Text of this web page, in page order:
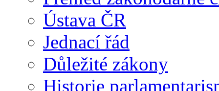
Ústava ČR
Jednací řád
Důležité zákony
Historie